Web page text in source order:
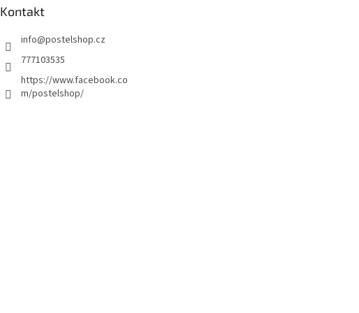
Kontakt
info@postelshop.cz
777103535
https://www.facebook.co
m/postelshop/